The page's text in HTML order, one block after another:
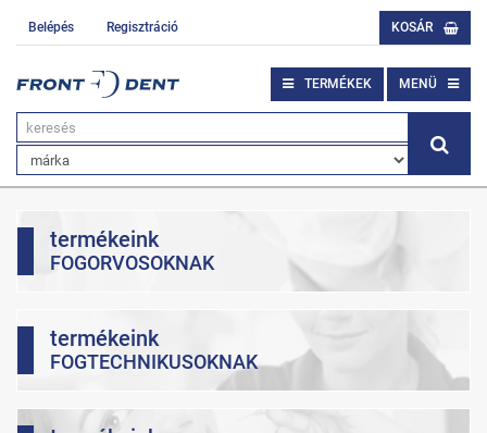
Belépés Regisztráció KOSÁR
TERMÉKEK MENÜ
termékeink
FOGORVOSOKNAK
termékeink
FOGTECHNIKUSOKNAK